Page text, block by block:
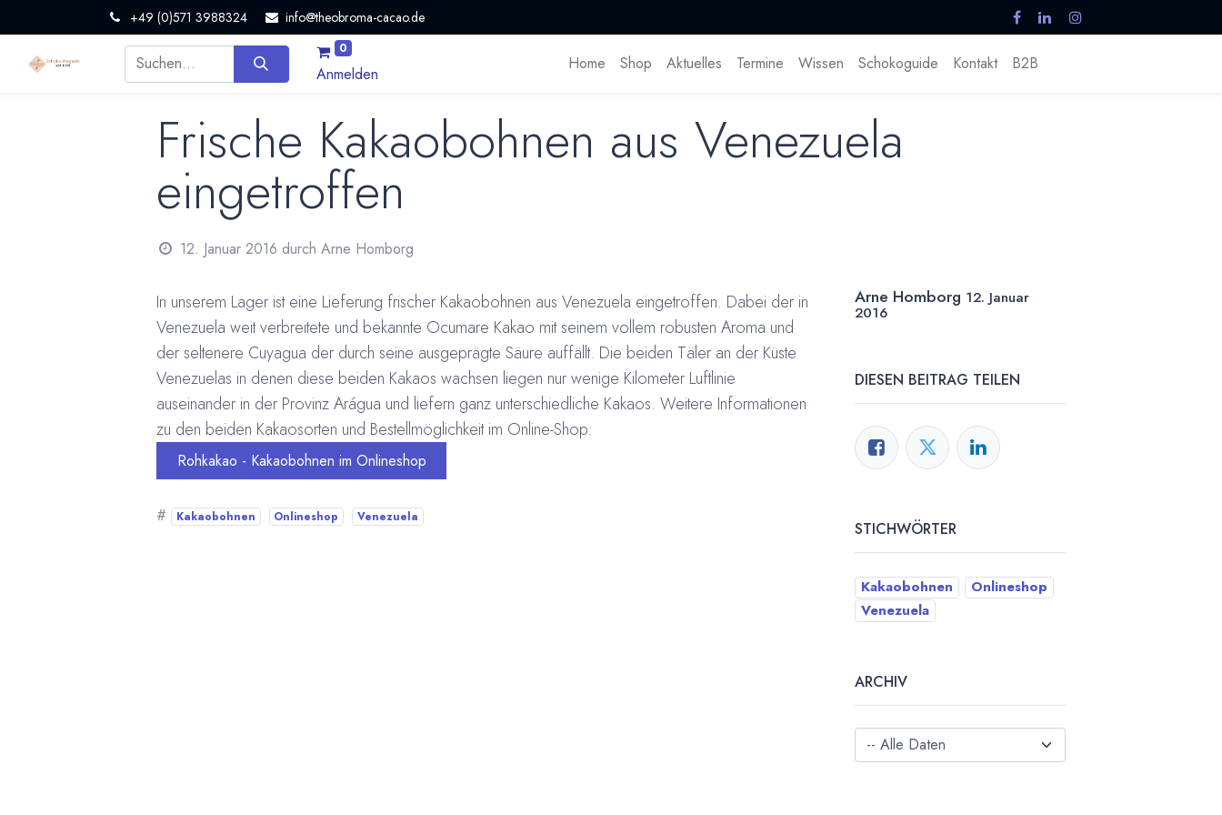
+49 (0)571 3988324 info@theobroma-cacao.de
0
Anmelden
Home Shop Aktuelles Termine Wissen Schokoguide Kontakt B2B
Frische Kakaobohnen aus Venezuela
eingetroffen
12. Januar 2016 durch Arne Homborg
In unserem Lager ist eine Lieferung frischer Kakaobohnen aus Venezuela eingetroffen. Dabei der in
Venezuela weit verbreitete und bekannte Ocumare Kakao mit seinem vollem robusten Aroma und
der seltenere Cuyagua der durch seine ausgeprägte Säure auffällt. Die beiden Täler an der Küste
Venezuelas in denen diese beiden Kakaos wachsen liegen nur wenige Kilometer Luftlinie
auseinander in der Provinz Arágua und liefern ganz unterschiedliche Kakaos. Weitere Informationen
zu den beiden Kakaosorten und Bestellmöglichkeit im Online-Shop:
Rohkakao - Kakaobohnen im Onlineshop
# Kakaobohnen Onlineshop Venezuela
Arne Homborg 12. Januar
2016
DIESEN BEITRAG TEILEN
STICHWÖRTER
Kakaobohnen
Onlineshop
Venezuela
ARCHIV